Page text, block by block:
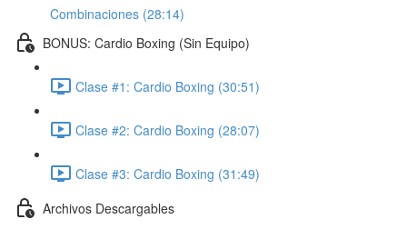
Combinaciones (28:14)
BONUS: Cardio Boxing (Sin Equipo)
Clase #1: Cardio Boxing (30:51)
Clase #2: Cardio Boxing (28:07)
Clase #3: Cardio Boxing (31:49)
Archivos Descargables